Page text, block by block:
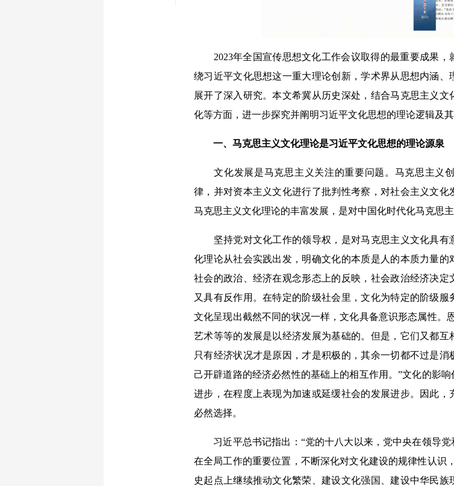
2023年全国宣传思想文化工作会议取得的最重要成果，
绕习近平文化思想这一重大理论创新，学术界从思想内涵、
展开了深入研究。本文希冀从历史深处，结合马克思主义
化等方面，进一步探究并阐明习近平文化思想的理论逻辑及
一、马克思主义文化理论是习近平文化思想的理论源泉
文化发展是马克思主义关注的重要问题。马克思主义
律，并对资本主义文化进行了批判性考察，对社会主义文
马克思主义文化理论的丰富发展，是对中国化时代化马克思
坚持党对文化工作的领导权，是对马克思主义文化具有
化理论从社会实践出发，明确文化的本质是人的本质力量
社会的政治、经济在观念形态上的反映，社会政治经济决
又具有反作用。在特定的阶级社会里，文化为特定的阶级
文化呈现出截然不同的状况一样，文化具备意识形态属性。
艺术等等的发展是以经济发展为基础的。但是，它们又都互
只有经济状况才是原因，才是积极的，其余一切都不过是
己开辟道路的经济必然性的基础上的相互作用。”文化的影
进步，在程度上表现为加速或延缓社会的发展进步。因此
必然选择。
习近平总书记指出：“党的十八大以来，党中央在领导党
在全局工作的重要位置，不断深化对文化建设的规律性认识
史起点上继续推动文化繁荣、建设文化强国、建设中华民